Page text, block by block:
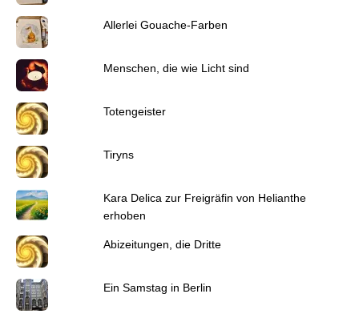
Allerlei Gouache-Farben
Menschen, die wie Licht sind
Totengeister
Tiryns
Kara Delica zur Freigräfin von Helianthe
erhoben
Abizeitungen, die Dritte
Ein Samstag in Berlin